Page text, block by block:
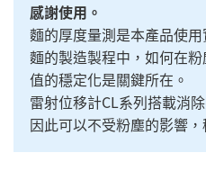
感謝使用。
麵的厚度量測是本產品使
麵的製造製程中，如何在
值的穩定化是關鍵所在。
雷射位移計CL系列搭載消
因此可以不受粉塵的影響，